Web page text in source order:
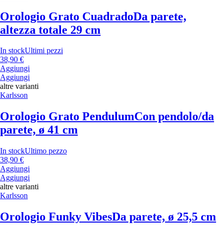
Orologio Grato CuadradoDa parete,
altezza totale 29 cm
In stockUltimi pezzi
38,90 €
Aggiungi
Aggiungi
altre varianti
Karlsson
Orologio Grato PendulumCon pendolo/da
parete, ø 41 cm
In stockUltimo pezzo
38,90 €
Aggiungi
Aggiungi
altre varianti
Karlsson
Orologio Funky VibesDa parete, ø 25,5 cm